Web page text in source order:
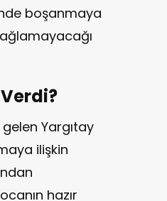
boşanmaya
Yargıtay
ilişkin
hazır